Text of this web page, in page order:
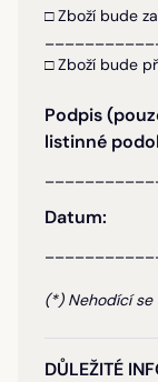
□ Zboží bude
□ Zboží bude
Podpis
listinné
Datum:
(*) Nehodící se
DŮLEŽITÉ